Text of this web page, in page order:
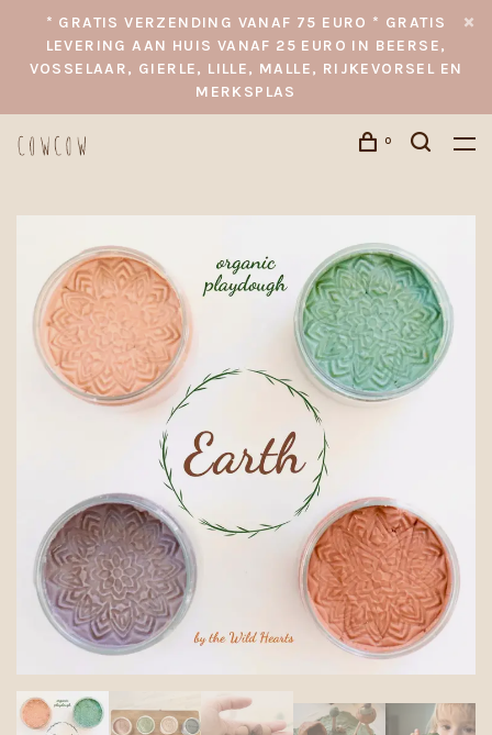
* GRATIS VERZENDING VANAF 75 EURO * GRATIS
LEVERING AAN HUIS VANAF 25 EURO IN BEERSE,
VOSSELAAR, GIERLE, LILLE, MALLE, RIJKEVORSEL EN
MERKSPLAS
0